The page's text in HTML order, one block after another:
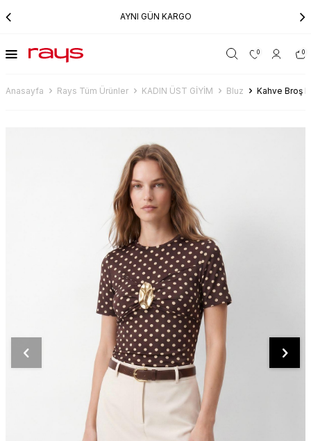
AYNI GÜN KARGO
0 0
Anasayfa Rays Tüm Ürünler KADIN ÜST GİYİM Bluz Kahve Broş